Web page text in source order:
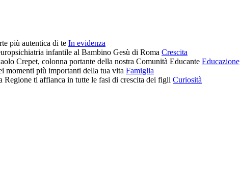
In evidenza
Crescita
Educazione
Famiglia
Curiosità